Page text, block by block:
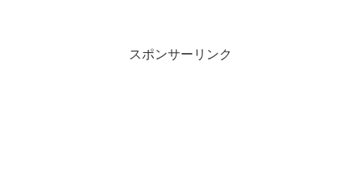
スポンサーリンク